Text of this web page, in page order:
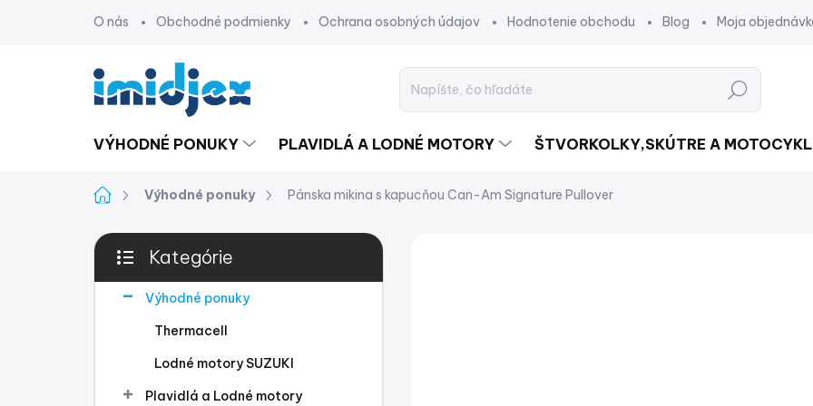
O nás Obchodné podmienky Ochrana osobných údajov Hodnotenie obchodu Blog Moja
Hľadať
VÝHODNÉ PONUKY PLAVIDLÁ A LODNÉ MOTORY ŠTVORKOLKY,SKÚTRE A
DomovVýhodné ponuky Pánska mikina s kapucňou Can-Am Signature Pullover
B
č
Preskočiť
kategórie
Kategórie
Výhodné ponuky
Thermacell
Lodné motory SUZUKI
Plavidlá a Lodné motory